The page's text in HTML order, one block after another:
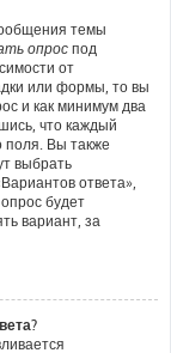
темы
опрос под
от
или формы, то вы
и как минимум два
что каждый
поля. Вы также
выбрать
ответа»,
будет
вариант, за